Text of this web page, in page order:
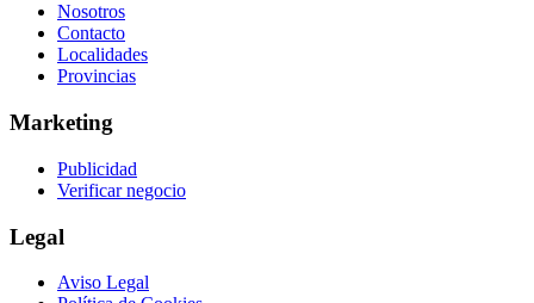
Nosotros
Contacto
Localidades
Provincias
Marketing
Publicidad
Verificar negocio
Legal
Aviso Legal